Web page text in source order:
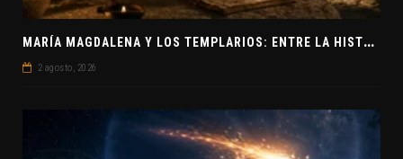
M
ARÍA MAGDALENA Y LOS TEMPLARIOS: ENTRE LA HISTORIA Y EL MISTERIO
2 agosto, 2026